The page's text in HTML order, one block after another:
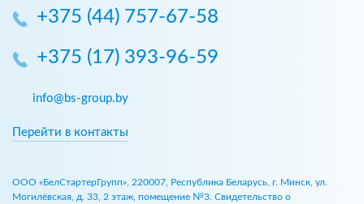
+375 (44) 757-67-58
+375 (17) 393-96-59
info@bs-group.by
Перейти в контакты
ООО «БелСтартерГрупп», 220007, Республика Беларусь, г. Минск, ул.
Могилёвская, д. 33, 2 этаж, помещение №3. Свидетельство о